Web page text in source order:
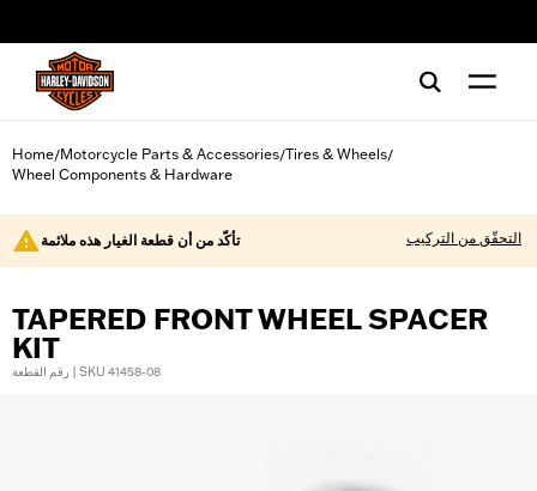
Home/Motorcycle Parts & Accessories/Tires & Wheels/
Wheel Components & Hardware
تأكّد من أن قطعة الغيار هذه ملائمة التحقّق من التركيب
TAPERED FRONT WHEEL SPACER
KIT
رقم القطعة | SKU 41458-08